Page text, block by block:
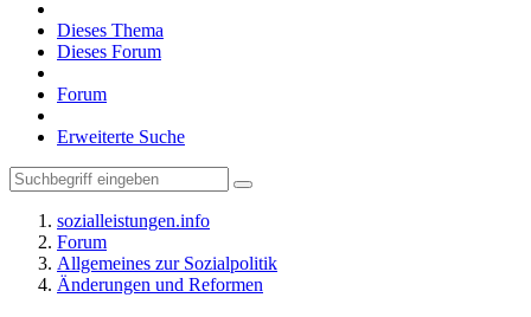
Dieses Thema
Dieses Forum
Forum
Erweiterte Suche
sozialleistungen.info
Forum
Allgemeines zur Sozialpolitik
Änderungen und Reformen